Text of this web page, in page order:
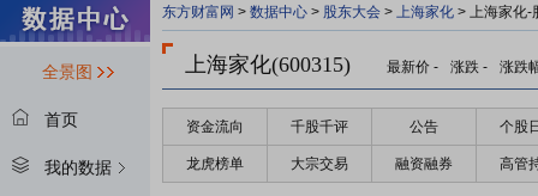
全景图
首页
我的数据
东方财富网 > 数据中心 > 股东大会 > 上海家化 > 上海家化-
上海家化(600315) 最新价 - 涨跌 - 涨跌
资金流向 千股千评 公告 个股
龙虎榜单 大宗交易 融资融券 高管